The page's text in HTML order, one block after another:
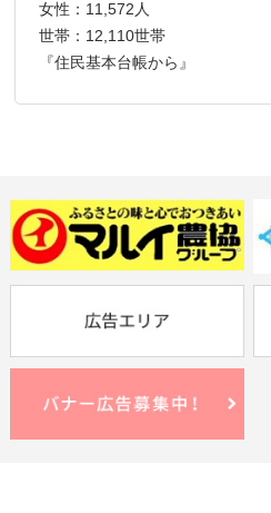
女性：11,572人
世帯：12,110世帯
『住民基本台帳から』